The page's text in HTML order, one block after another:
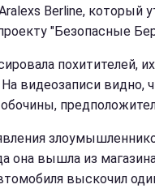
Berline, который
"Безопасные
похитителей,
На видеозаписи видно,
она вышла из
выскочил